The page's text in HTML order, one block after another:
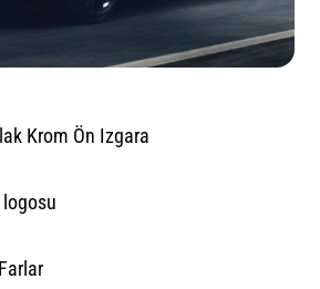
Krom Ön Izgara
logosu